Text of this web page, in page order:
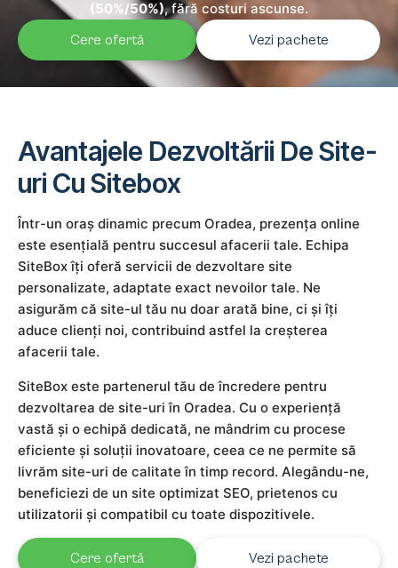
(50%/50%), fără costuri ascunse.
Cere ofertă Vezi pachete
Avantajele Dezvoltării De Site-
uri Cu Sitebox
Într-un oraș dinamic precum Oradea, prezența online
este esențială pentru succesul afacerii tale. Echipa
SiteBox îți oferă servicii de dezvoltare site
personalizate, adaptate exact nevoilor tale. Ne
asigurăm că site-ul tău nu doar arată bine, ci și îți
aduce clienți noi, contribuind astfel la creșterea
afacerii tale.
SiteBox este partenerul tău de încredere pentru
dezvoltarea de site-uri în Oradea. Cu o experiență
vastă și o echipă dedicată, ne mândrim cu procese
eficiente și soluții inovatoare, ceea ce ne permite să
livrăm site-uri de calitate în timp record. Alegându-ne,
beneficiezi de un site optimizat SEO, prietenos cu
utilizatorii și compatibil cu toate dispozitivele.
Cere ofertă
Vezi pachete